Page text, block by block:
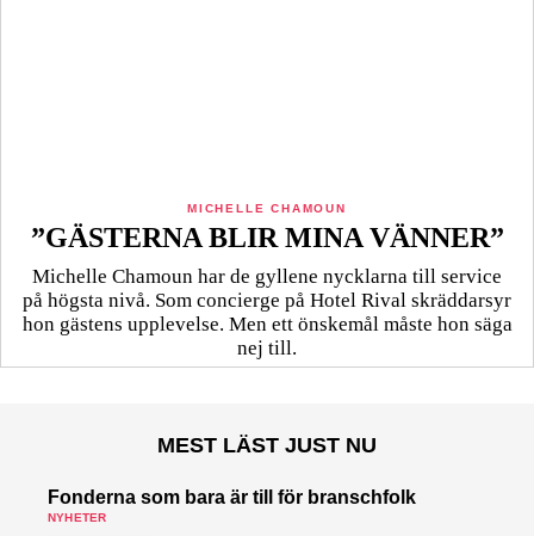
MICHELLE CHAMOUN
”GÄSTERNA BLIR MINA VÄNNER”
Michelle Chamoun har de gyllene nycklarna till service
på högsta nivå. Som concierge på Hotel Rival skräddarsyr
hon gästens upp­levelse. Men ett önskemål måste hon säga
nej till.
MEST LÄST JUST NU
Fonderna som bara är till för branschfolk
NYHETER